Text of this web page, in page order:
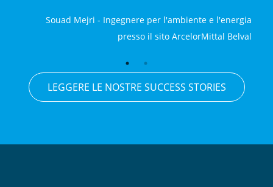
Souad Mejri - Ingegnere per l'ambiente e l'energia
presso il sito ArcelorMittal Belval
LEGGERE LE NOSTRE SUCCESS STORIES